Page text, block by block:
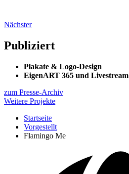
Nächster
Publiziert
Plakate & Logo-Design
EigenART 365 und Livestream
zum Presse-Archiv
Weitere Projekte
Startseite
Vorgestellt
Flamingo Me